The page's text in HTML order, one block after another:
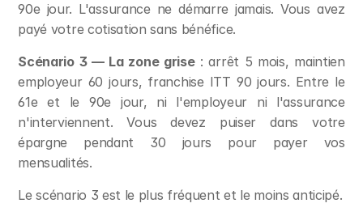
90e jour. L'assurance ne démarre jamais. Vous avez
payé votre cotisation sans bénéfice.
Scénario 3 — La zone grise : arrêt 5 mois, maintien
employeur 60 jours, franchise ITT 90 jours. Entre le
61e et le 90e jour, ni l'employeur ni l'assurance
n'interviennent. Vous devez puiser dans votre
épargne pendant 30 jours pour payer vos
mensualités.
Le scénario 3 est le plus fréquent et le moins anticipé.